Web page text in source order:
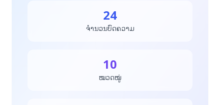
24
ຈຳນວນບົດຄວາມ
10
ໝວດໝູ່